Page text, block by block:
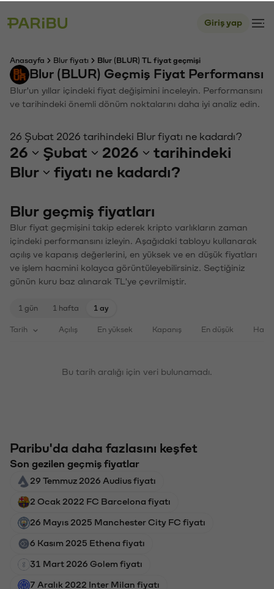
Giriş yap
Anasayfa Blur fiyatı Blur (BLUR) TL fiyat geçmişi
Blur (BLUR) Geçmiş Fiyat Performansı
Blur'un yıllar içindeki fiyat değişimini inceleyin. Performansını
ve tarihindeki önemli dönüm noktalarını daha iyi analiz edin.
26 Şubat 2026 tarihindeki Blur fiyatı ne kadardı?
26 Şubat 2026
tarihindeki
Blur
fiyatı ne kadardı?
Blur geçmiş fiyatları
Blur fiyat geçmişini takip ederek kripto varlıkların zaman
içindeki performansını izleyin. Aşağıdaki tabloyu kullanarak
açılış ve kapanış değerlerini, en yüksek ve en düşük fiyatları
ve işlem hacmini kolayca görüntüleyebilirsiniz. Seçtiğiniz
günün kuru baz alınarak TL'ye çevrilmiştir.
1 gün 1 hafta 1 ay
Tarih Açılış En yüksek Kapanış En düşük
Bu tarih aralığı için veri bulunamadı.
Paribu'da daha fazlasını keşfet
Son gezilen geçmiş fiyatlar
29 Temmuz 2026 Audius fiyatı
2 Ocak 2022 FC Barcelona fiyatı
26 Mayıs 2025 Manchester City FC fiyatı
6 Kasım 2025 Ethena fiyatı
31 Mart 2026 Golem fiyatı
7 Aralık 2022 Inter Milan fiyatı